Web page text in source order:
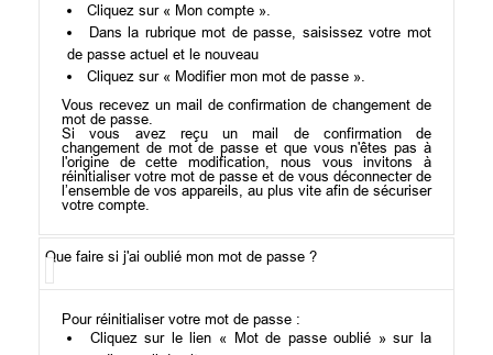
Cliquez sur « Mon compte ».
Dans la rubrique mot de passe, saisissez votre mot
de passe actuel et le nouveau
Cliquez sur « Modifier mon mot de passe ».
Vous recevez un mail de confirmation de changement de
mot de passe.
Si vous avez reçu un mail de confirmation de
changement de mot de passe et que vous n'êtes pas à
l'origine de cette modification, nous vous invitons à
réinitialiser votre mot de passe et de vous déconnecter de
l’ensemble de vos appareils, au plus vite afin de sécuriser
votre compte.
Que faire si j'ai oublié mon mot de passe ?
Pour réinitialiser votre mot de passe :
Cliquez sur le lien « Mot de passe oublié » sur la